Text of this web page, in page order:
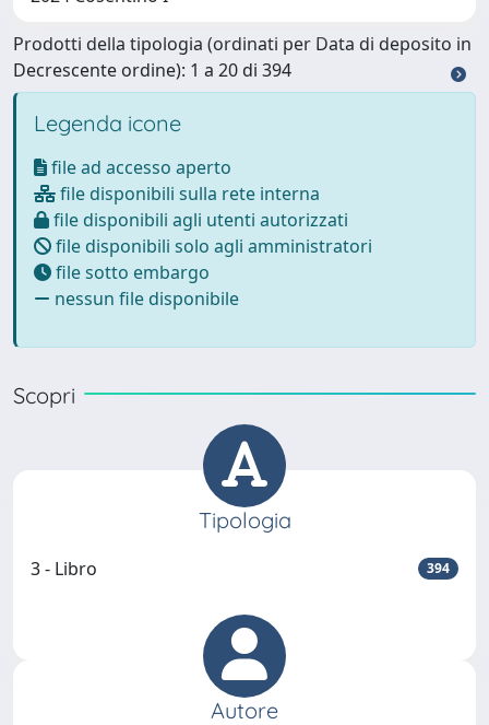
Prodotti della tipologia (ordinati per Data di deposito in
Decrescente ordine): 1 a 20 di 394
Legenda icone
file ad accesso aperto
file disponibili sulla rete interna
file disponibili agli utenti autorizzati
file disponibili solo agli amministratori
file sotto embargo
nessun file disponibile
Scopri
Tipologia
3 - Libro 394
Autore